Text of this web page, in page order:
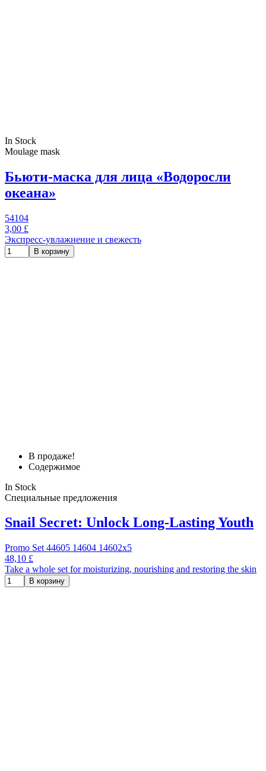
In Stock
Moulage mask
Бьюти-маска для лица «Водоросли
океана»
54104
3,00 £
Экспресс-увлажнение и свежесть
В корзину
В продаже!
Содержимое
In Stock
Специальные предложения
Snail Secret: Unlock Long‑Lasting Youth
Promo Set 44605 14604 14602x5
48,10 £
Take a whole set for moisturizing, nourishing and restoring the skin
В корзину